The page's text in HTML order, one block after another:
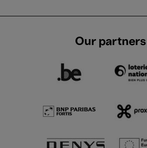
Our partners